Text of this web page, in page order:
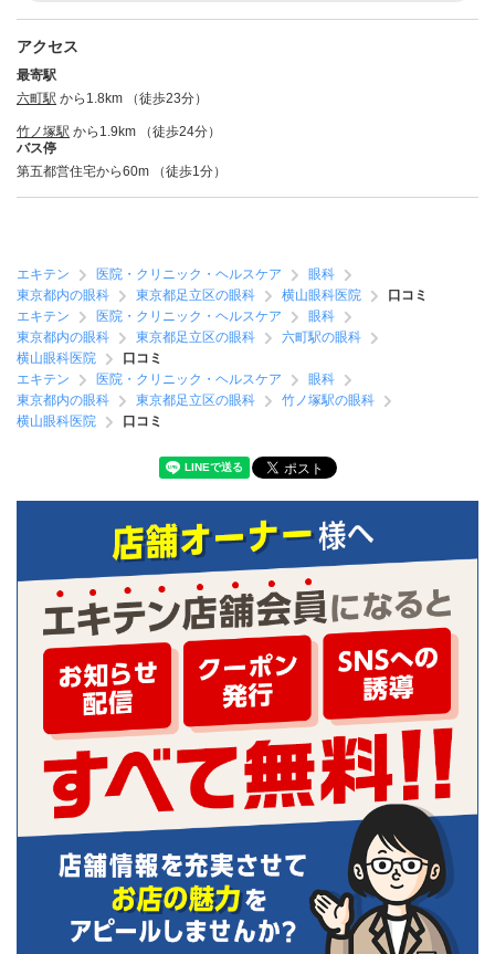
アクセス
最寄駅
六町駅 から1.8km （徒歩23分）
竹ノ塚駅 から1.9km （徒歩24分）
バス停
第五都営住宅から60m （徒歩1分）
エキテン 医院・クリニック・ヘルスケア
眼科
東京都内の眼科
東京都足立区の眼科 横山眼科医院
口コミ
エキテン
医院・クリニック・ヘルスケア
眼科
東京都内の眼科
東京都足立区の眼科
六町駅の眼科
横山眼科医院
口コミ
エキテン
医院・クリニック・ヘルスケア
眼科
東京都内の眼科
東京都足立区の眼科
竹ノ塚駅の眼科
横山眼科医院
口コミ